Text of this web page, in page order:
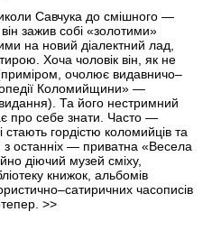
Савчука до смішного —
зажив собі «золотими»
на новий діалектний лад,
Хоча чоловік він, як не
очолює видавничо–
Коломийщини» —
Та його нестримний
про себе знати. Часто —
гордістю коломийців та
останніх — приватна «Весела
діючий музей сміху,
книжок, альбомів
часописів
>>